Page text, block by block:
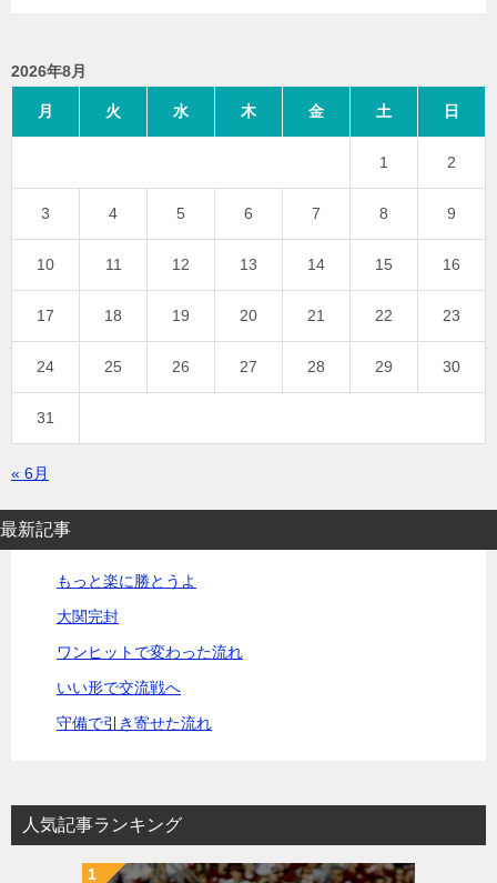
2026年8月
月 火 水 木 金 土 日
1 2
3 4 5 6 7 8 9
10 11 12 13 14 15 16
17 18 19 20 21 22 23
24 25 26 27 28 29 30
31
« 6月
最新記事
もっと楽に勝とうよ
大関完封
ワンヒットで変わった流れ
いい形で交流戦へ
守備で引き寄せた流れ
人気記事ランキング